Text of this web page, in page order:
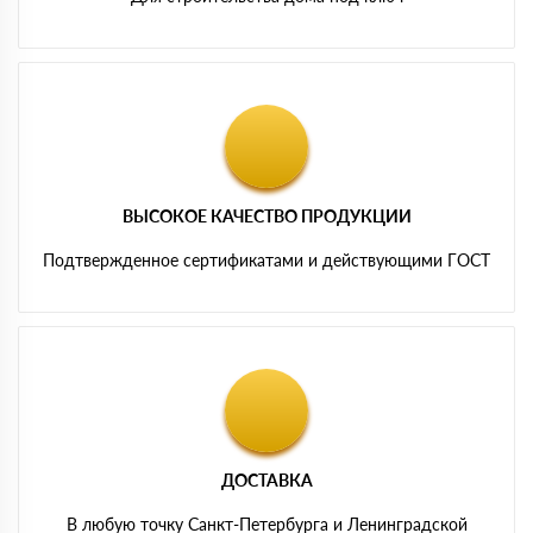
ВЫСОКОЕ КАЧЕСТВО ПРОДУКЦИИ
Подтвержденное сертификатами и действующими ГОСТ
ДОСТАВКА
В любую точку Санкт-Петербурга и Ленинградской